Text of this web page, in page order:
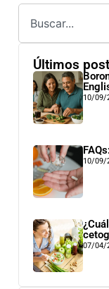
Últimos
10/09/
10/09/
07/04/